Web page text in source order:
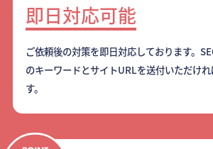
即日対応可能
ご依頼後の対策を即日対応しております。
のキーワードとサイトURLを送付いただけ
す。